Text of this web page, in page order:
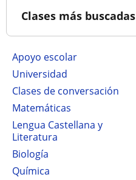
Clases más buscadas
Apoyo escolar
Universidad
Clases de conversación
Matemáticas
Lengua Castellana y
Literatura
Biología
Química